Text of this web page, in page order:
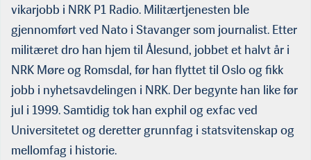
Øyvind André Haram har jobbet som informasjons- og
kommunikas­jonssjef i Sjømat Norge siden 2010. Han bor i
Trondheim, er gift og har fire barn.
vikarjobb i NRK P1 Radio. Militærtjenesten ble
gjennomført ved Nato i Stavanger som journalist. Etter
militæret dro han hjem til Ålesund, jobbet et halvt år i
NRK Møre og Romsdal, før han flyttet til Oslo og fikk
jobb i nyhetsavdelingen i NRK. Der begynte han like før
jul i 1999. Samtidig tok han exphil og exfac ved
Universitetet og deretter grunnfag i statsvitenskap og
mellomfag i historie.